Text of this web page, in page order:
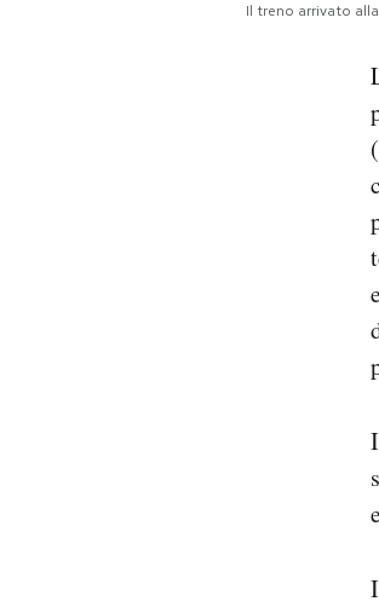
Il treno arrivato